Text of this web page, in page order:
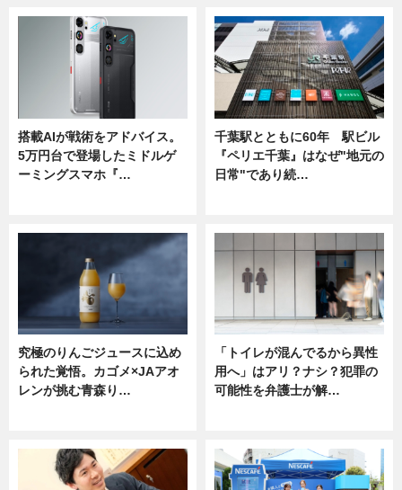
搭載AIが戦術をアドバイス。
5万円台で登場したミドルゲ
ーミングスマホ『…
千葉駅とともに60年 駅ビル
『ペリエ千葉』はなぜ"地元の
日常"であり続…
究極のりんごジュースに込め
られた覚悟。カゴメ×JAアオ
レンが挑む青森り…
「トイレが混んでるから異性
用へ」はアリ？ナシ？犯罪の
可能性を弁護士が解…